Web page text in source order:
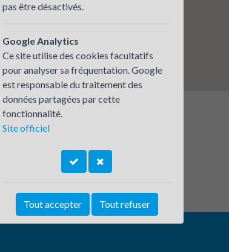
pas être désactivés.
Google Analytics
Ce site utilise des cookies facultatifs
pour analyser sa fréquentation. Google
est responsable du traitement des
données partagées par cette
fonctionnalité.
Site officiel
Tout accepter Tout refuser